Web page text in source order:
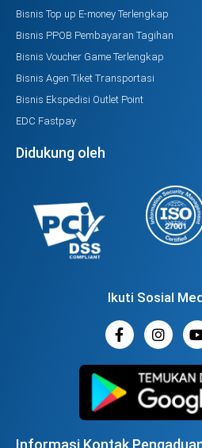
Bisnis Top up E-money Terlengkap
Bisnis PPOB Pembayaran Tagihan
Bisnis Voucher Game Terlengkap
Bisnis Agen Tiket Transportasi
Bisnis Ekspedisi Outlet Point
EDC Fastpay
Didukung oleh
Ikuti Sosial